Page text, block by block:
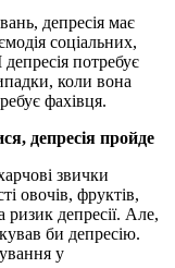
депресія має
соціальних,
потребує
коли вона
фахівця.
депресія пройде
звички
овочів, фруктів,
депресії. Але,
би депресію.
у